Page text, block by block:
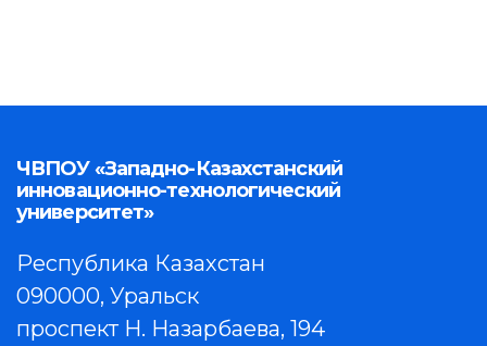
ЧВПОУ «Западно-Казахстанский
инновационно-технологический
университет»
Республика Казахстан
090000, Уральск
проспект Н. Назарбаева, 194